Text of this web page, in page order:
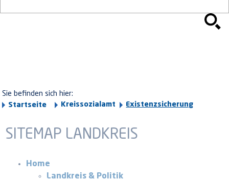
Sie befinden sich hier:
Startseite
Kreissozialamt Existenzsicherung
SITEMAP LANDKREIS
Home
Landkreis & Politik